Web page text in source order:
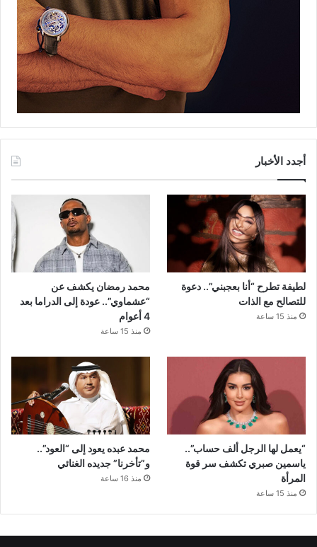
أجدد الأخبار
لطيفة تطرح “أنا بعجبني”.. دعوة
للتصالح مع الذات
منذ 15 ساعة
محمد رمضان يكشف عن
“عشماوي”.. عودة إلى الدراما بعد
4 أعوام
منذ 15 ساعة
“يعمل لها الرجل ألف حساب”..
ياسمين صبري تكشف سر قوة
المرأة
منذ 15 ساعة
محمد عبده يعود إلى “العود”..
و”تأخرنا” جديده الغنائي
منذ 16 ساعة